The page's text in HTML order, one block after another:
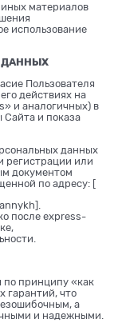
материалов
использование
ДАННЫХ
Пользователя
действиях на
и аналогичных) в
Сайта и показа
данных
регистрации или
документом
по адресу: [
].
после express-
по принципу «как
гарантий, что
а
и надежными.